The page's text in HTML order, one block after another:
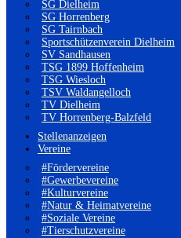
SG Dielheim
SG Horrenberg
SG Tairnbach
Sportschützenverein Dielheim
SV Sandhausen
TSG 1899 Hoffenheim
TSG Wiesloch
TSV Waldangelloch
TV Dielheim
TV Horrenberg-Balzfeld
Stellenanzeigen
Vereine
#Fördervereine
#Gewerbevereine
#Kulturvereine
#Natur & Heimatvereine
#Soziale Vereine
#Tierschutzvereine